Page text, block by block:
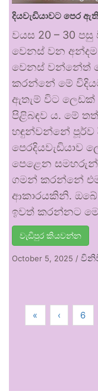
දියවැඩියාවට පෙර
වයස 20 – 30
වෙනස් වන
වෙනස් වන්නේත්
කරන්නේ මේ
ඇතැම් විට ලෙඩක්
පිළිබඳව ය. මේ
හඳුන්වන්නේ පූර්ව
පෙරදියවැඩියාව
පෙළෙන සමහරුන්
ගමන් කරන්නේ
ආකාරයකිනි. ඔබේ
ඉවත් කරන්නට
වැඩිපුර කියවන්න
October 5, 2025 /
« ‹ 6